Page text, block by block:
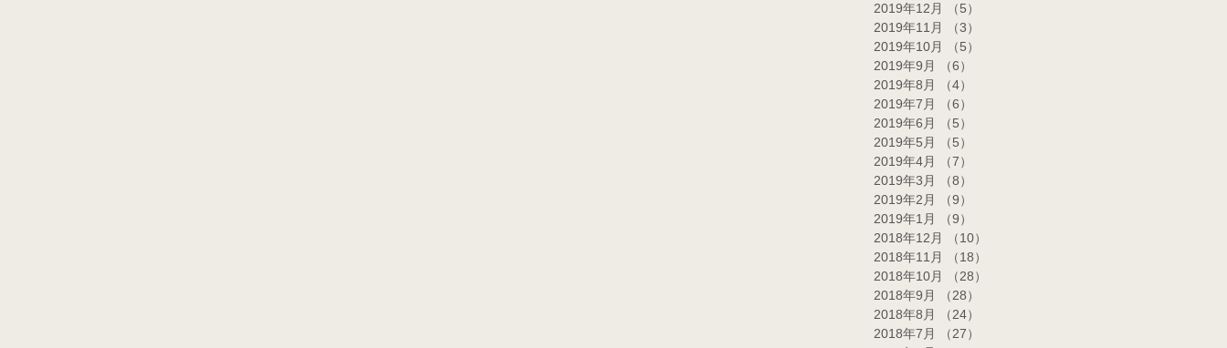
2019年12月
（5）
2019年11月
（3）
2019年10月
（5）
2019年9月
（6）
2019年8月
（4）
2019年7月
（6）
2019年6月
（5）
2019年5月
（5）
2019年4月
（7）
2019年3月
（8）
2019年2月
（9）
2019年1月
（9）
2018年12月
（10）
2018年11月
（18）
2018年10月
（28）
2018年9月
（28）
2018年8月
（24）
2018年7月
（27）